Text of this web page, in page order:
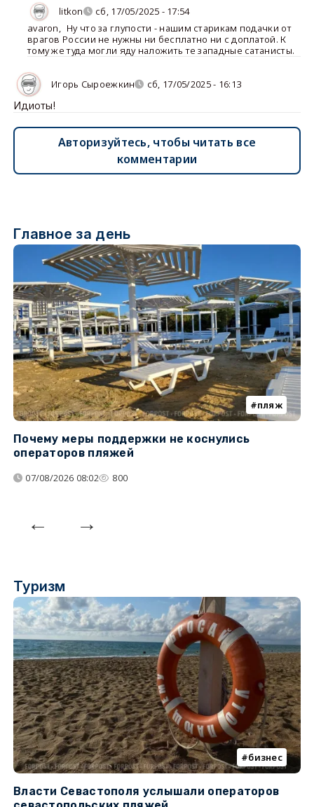
litkon
сб, 17/05/2025 - 17:54
avaron, Ну что за глупости - нашим старикам подачки от
врагов России не нужны ни бесплатно ни с доплатой. К
тому же туда могли яду наложить те западные сатанисты.
Игорь Сыроежкин сб, 17/05/2025 - 16:13
Идиоты!
Авторизуйтесь, чтобы читать все
комментарии
Главное за день
пляж
Почему меры поддержки не коснулись
операторов пляжей
07/08/2026 08:02 800
Туризм
бизнес
Власти Севастополя услышали операторов